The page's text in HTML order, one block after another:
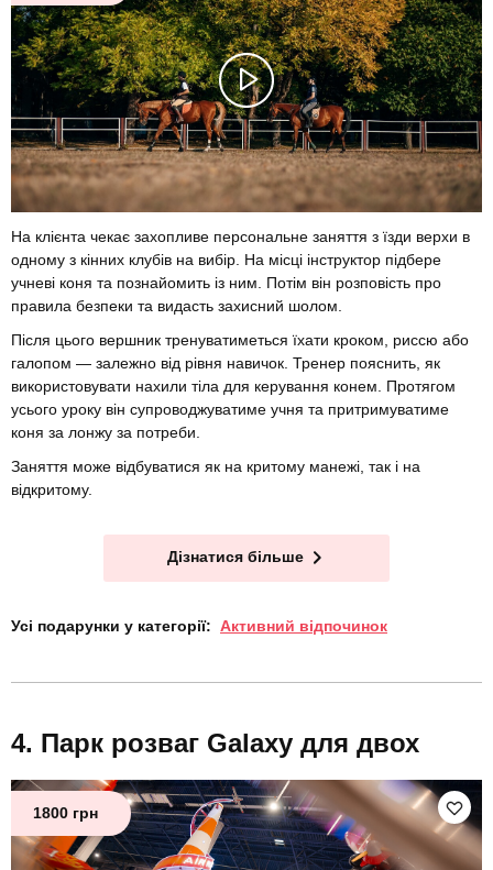
На клієнта чекає захопливе персональне заняття з їзди верхи в
одному з кінних клубів на вибір. На місці інструктор підбере
учневі коня та познайомить із ним. Потім він розповість про
правила безпеки та видасть захисний шолом.
Після цього вершник тренуватиметься їхати кроком, риссю або
галопом — залежно від рівня навичок. Тренер пояснить, як
використовувати нахили тіла для керування конем. Протягом
усього уроку він супроводжуватиме учня та притримуватиме
коня за лонжу за потреби.
Заняття може відбуватися як на критому манежі, так і на
відкритому.
Дізнатися більше
Усі подарунки у категорії: Активний відпочинок
Парк розваг Galaxy для двох
1800 грн